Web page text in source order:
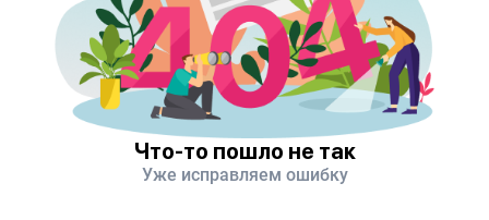
Что-то пошло не так
Уже исправляем ошибку